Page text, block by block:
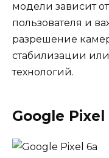
модели зависит
пользователя и
разрешение
стабилизации
технологий.
Google Pixel